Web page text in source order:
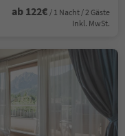
ab 122€ / 1 Nacht / 2 Gäste
Inkl. MwSt.